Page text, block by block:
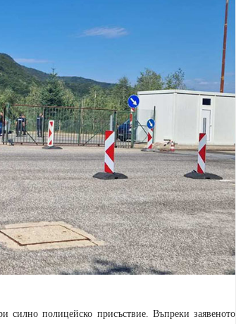
полицейско присъствие. Въпреки заявеното